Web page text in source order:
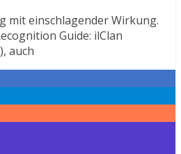
mit einschlagender Wirkung.
Guide: ilClan
auch